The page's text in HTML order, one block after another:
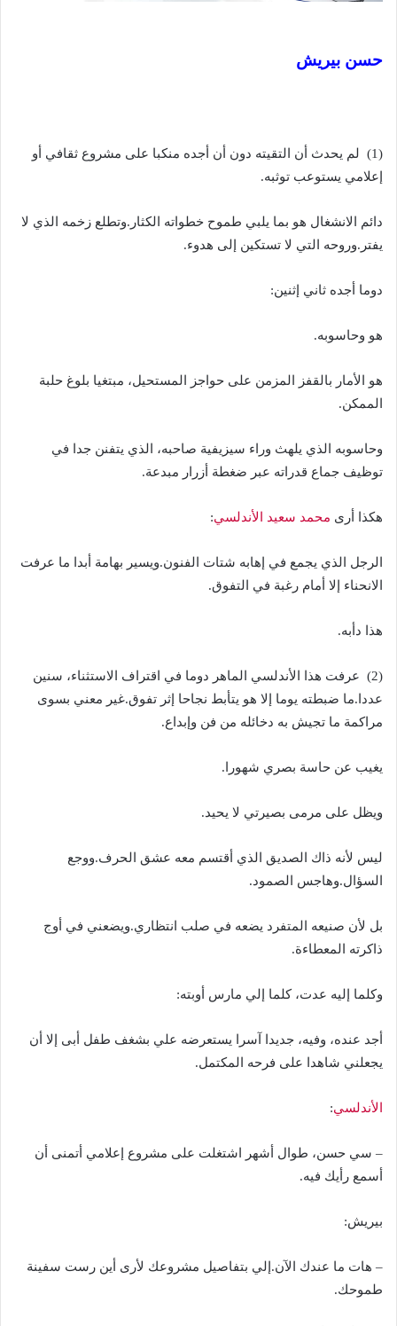
حسن بيريش
(1) لم يحدث أن التقيته دون أن أجده منكبا على مشروع ثقافي أو
إعلامي يستوعب توثبه.
دائم الانشغال هو بما يلبي طموح خطواته الكثار.وتطلع زخمه الذي لا
يفتر.وروحه التي لا تستكين إلى هدوء.
دوما أجده ثاني إثنين:
هو وحاسوبه.
هو الأمار بالقفز المزمن على حواجز المستحيل، مبتغيا بلوغ حلبة
الممكن.
وحاسوبه الذي يلهث وراء سيزيفية صاحبه، الذي يتفنن جدا في
توظيف جماع قدراته عبر ضغطة أزرار مبدعة.
هكذا أرى محمد سعيد الأندلسي:
الرجل الذي يجمع في إهابه شتات الفنون.ويسير بهامة أبدا ما عرفت
الانحناء إلا أمام رغبة في التفوق.
هذا دأبه.
(2) عرفت هذا الأندلسي الماهر دوما في اقتراف الاستثناء، سنين
عددا.ما ضبطته يوما إلا هو يتأبط نجاحا إثر تفوق.غير معني بسوى
مراكمة ما تجيش به دخائله من فن وإبداع.
يغيب عن حاسة بصري شهورا.
ويظل على مرمى بصيرتي لا يحيد.
ليس لأنه ذاك الصديق الذي أقتسم معه عشق الحرف.ووجع
السؤال.وهاجس الصمود.
بل لأن صنيعه المتفرد يضعه في صلب انتظاري.ويضعني في أوج
ذاكرته المعطاءة.
وكلما إليه عدت، كلما إلي مارس أوبته:
أجد عنده، وفيه، جديدا آسرا يستعرضه علي بشغف طفل أبى إلا أن
يجعلني شاهدا على فرحه المكتمل.
الأندلسي:
– سي حسن، طوال أشهر اشتغلت على مشروع إعلامي أتمنى أن
أسمع رأيك فيه.
بيريش:
– هات ما عندك الآن.إلي بتفاصيل مشروعك لأرى أين رست سفينة
طموحك.